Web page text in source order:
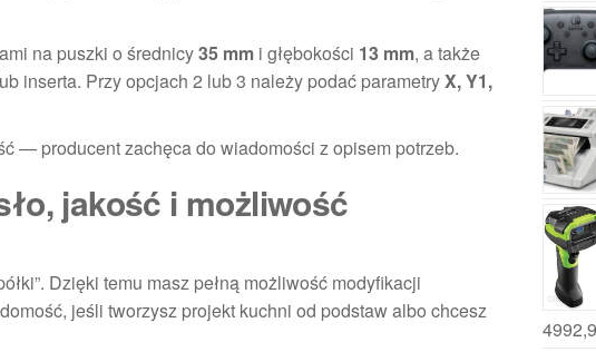
na puszki o średnicy35 mm i głębokości 13 mm, a także
inserta. Przy opcjach 2 lub 3 należy podać parametryX, Y1,
— producent zachęca do wiadomości z opisem potrzeb.
jakość i możliwość
Dzięki temu masz pełną możliwość modyfikacji
jeśli tworzysz projekt kuchni od podstaw albo chcesz